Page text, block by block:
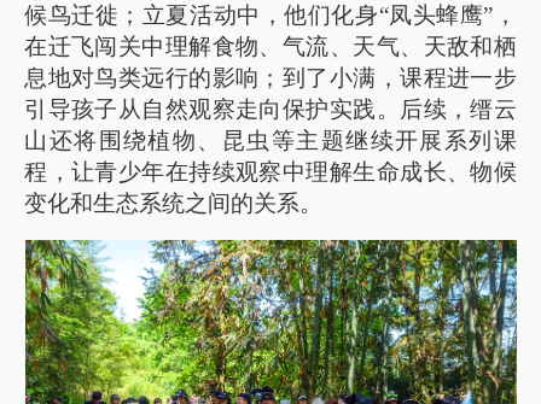
候鸟迁徙；立夏活动中，他们化身“凤头蜂鹰”，
在迁飞闯关中理解食物、气流、天气、天敌和栖
息地对鸟类远行的影响；到了小满，课程进一步
引导孩子从自然观察走向保护实践。后续，缙云
山还将围绕植物、昆虫等主题继续开展系列课
程，让青少年在持续观察中理解生命成长、物候
变化和生态系统之间的关系。